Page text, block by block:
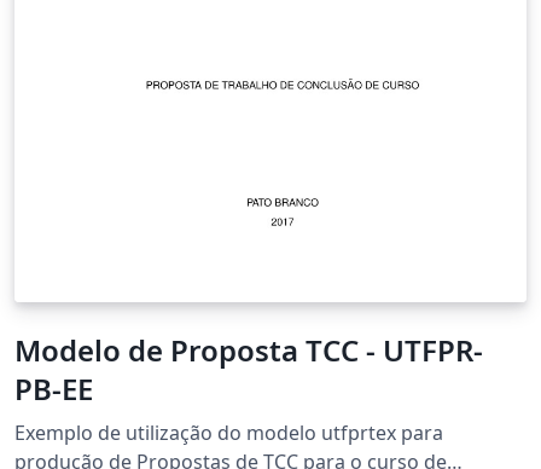
Modelo de Proposta TCC - UTFPR-
PB-EE
Exemplo de utilização do modelo utfprtex para
produção de Propostas de TCC para o curso de